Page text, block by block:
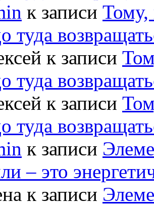
к записи Тому,
туда
к записи
туда
к записи
туда
к записи
– это
к записи